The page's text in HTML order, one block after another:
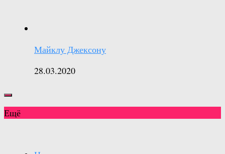
Майклу Джексону
28.03.2020
Ещё